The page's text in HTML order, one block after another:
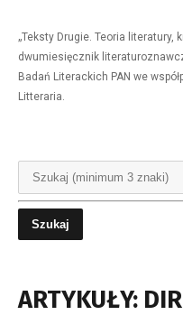
„Teksty Drugie. Teoria literatury,
dwumiesięcznik
Badań Literackich PAN we
Litteraria.
ARTYKUŁY: